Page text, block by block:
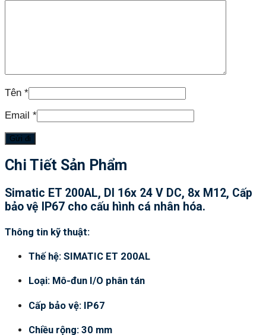
Tên *
Email *
Chi Tiết Sản Phẩm
Simatic ET 200AL, DI 16x 24 V DC, 8x M12, Cấp
bảo vệ IP67 cho cấu hình cá nhân hóa.
Thông tin kỹ thuật:
Thế hệ: SIMATIC ET 200AL
Loại: Mô-đun I/O phân tán
Cấp bảo vệ: IP67
Chiều rộng: 30 mm